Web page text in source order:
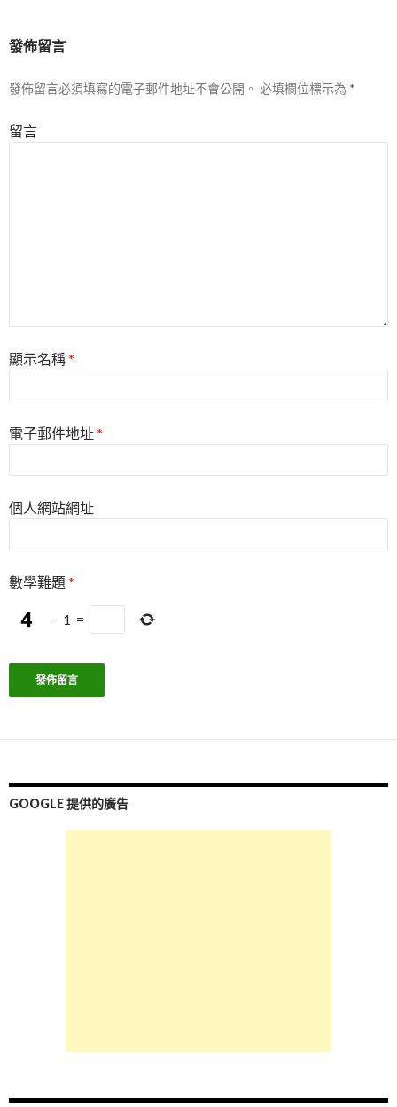
列
發佈留言
發佈留言必須填寫的電子郵件地址不會公開。 必填欄位標示為 *
留言
顯示名稱*
電子郵件地址*
個人網站網址
數學難題*
− 1 =
GOOGLE 提供的廣告